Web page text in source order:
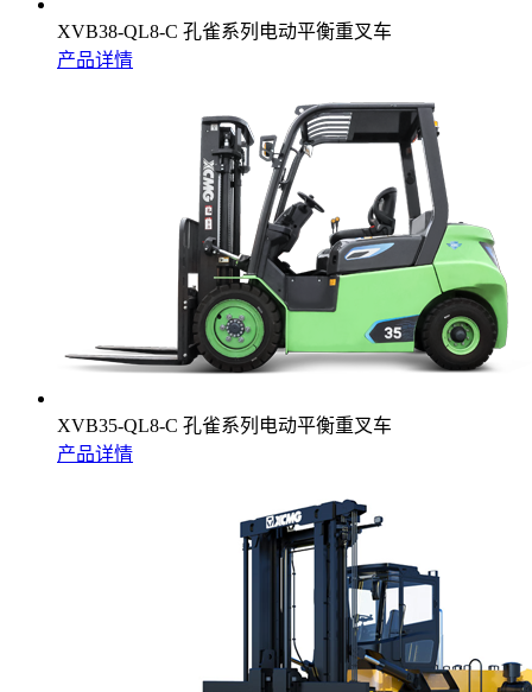
XVB38-QL8-C 孔雀系列电动平衡重叉车
产品详情
XVB35-QL8-C 孔雀系列电动平衡重叉车
产品详情